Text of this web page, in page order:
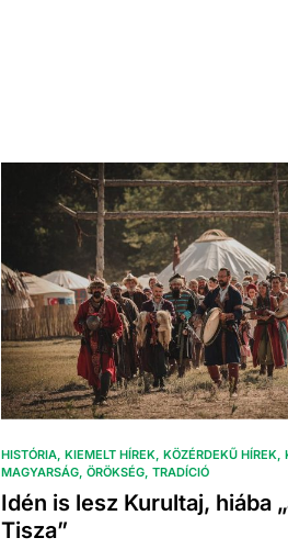
HISTÓRIA KIEMELT HÍREK KÖZÉRDEKŰ HÍREK
MAGYARSÁG ÖRÖKSÉG TRADÍCIÓ
Idén is lesz Kurultaj, hiába
Tisza”